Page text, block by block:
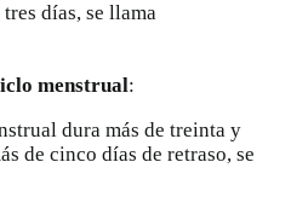
días, se llama
menstrual:
dura más de treinta y
de cinco días de retraso, se